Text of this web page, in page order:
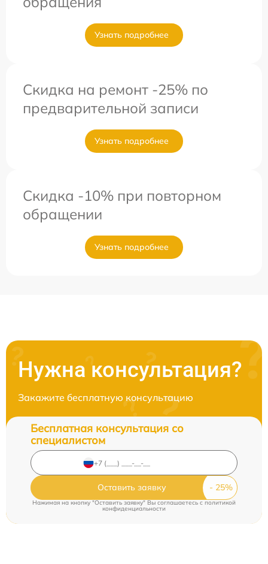
Узнать подробнее
Скидка на ремонт -25% по
предварительной записи
Узнать подробнее
Скидка -10% при повторном
обращении
Узнать подробнее
Нужна консультация?
Закажите бесплатную консультацию
Бесплатная консультация со
специалистом
Оставить заявку
Нажимая на кнопку "Оставить заявку" Вы соглашаетесь c политикой
конфиденциальности